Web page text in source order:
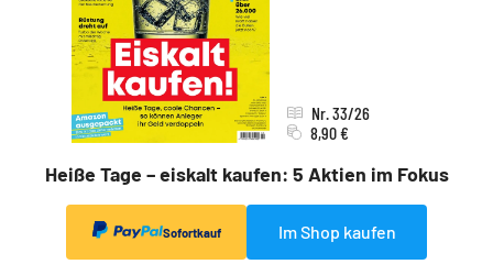
Heiße Tage – eiskalt kaufen: 5 Aktien im Fokus
Nr. 33/26
8,90 €
Sofortkauf Im Shop kaufen